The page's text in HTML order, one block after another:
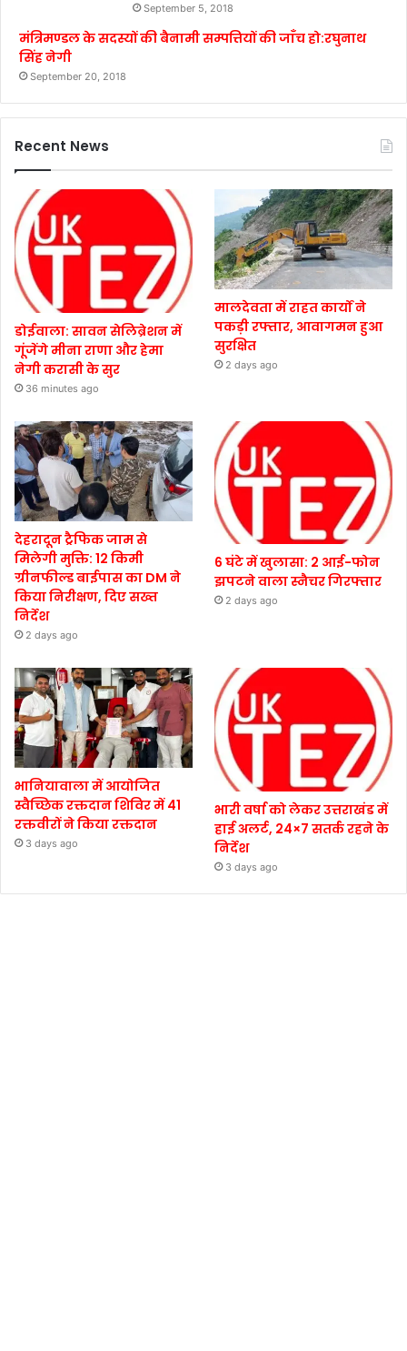
September 5, 2018
मंत्रिमण्डल के सदस्यों की बैनामी सम्पत्तियों की जाँच हो:रघुनाथ
सिंह नेगी
September 20, 2018
Recent News
डोईवाला: सावन सेलिब्रेशन में
गूंजेंगे मीना राणा और हेमा
नेगी करासी के सुर
36 minutes ago
मालदेवता में राहत कार्यों ने
पकड़ी रफ्तार, आवागमन हुआ
सुरक्षित
2 days ago
देहरादून ट्रैफिक जाम से
मिलेगी मुक्ति: 12 किमी
ग्रीनफील्ड बाईपास का DM ने
किया निरीक्षण, दिए सख्त
निर्देश
2 days ago
6 घंटे में खुलासा: 2 आई-फोन
झपटने वाला स्नैचर गिरफ्तार
2 days ago
भानियावाला में आयोजित
स्वैच्छिक रक्तदान शिविर में 41
रक्तवीरों ने किया रक्तदान
3 days ago
भारी वर्षा को लेकर उत्तराखंड में
हाई अलर्ट, 24×7 सतर्क रहने के
निर्देश
3 days ago